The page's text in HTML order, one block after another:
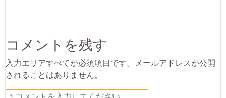
コメントを残す
入力エリアすべてが必須項目です。メールアドレスが公開
されることはありません。